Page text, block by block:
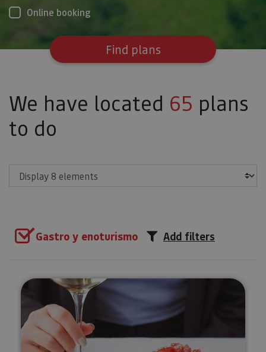
Online booking
Find plans
We have located 65 plans
to do
Gastro y enoturismo Add filters
Organic Navarra wine tasting